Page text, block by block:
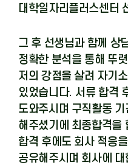
대학일자리플러스센터
그 후 선생님과 함께 상
정확한 분석을 통해 뚜
저의 강점을 살려 자기
있었습니다. 서류 합격
도와주시며 구직활동 기
해주셨기에 최종합격을
합격 후에도 회사 적응
공유해주시며 회사에